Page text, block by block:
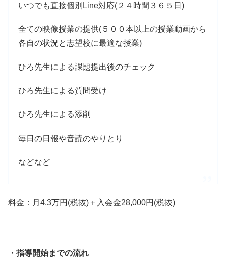
いつでも直接個別Line対応(２４時間３６５日)
全ての映像授業の提供(５００本以上の授業動画から
各自の状況と志望校に最適な授業)
ひろ先生による課題提出後のチェック
ひろ先生による質問受け
ひろ先生による添削
毎日の日報や音読のやりとり
などなど
料金：月4,3万円(税抜)＋入会金28,000円(税抜)
・指導開始までの流れ